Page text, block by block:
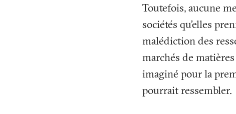
Toutefois, aucune
sociétés qu’elles
malédiction des
marchés de
imaginé pour la
pourrait ressembler.